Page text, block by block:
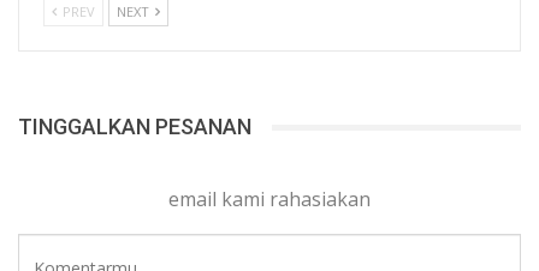
PREV NEXT
TINGGALKAN PESANAN
email kami rahasiakan